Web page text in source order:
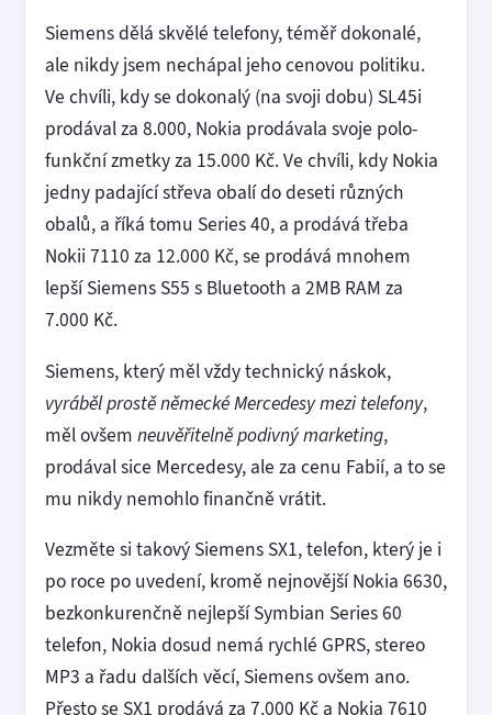
Siemens dělá skvělé telefony, téměř dokonalé,
ale nikdy jsem nechápal jeho cenovou politiku.
Ve chvíli, kdy se dokonalý (na svoji dobu) SL45i
prodával za 8.000, Nokia prodávala svoje polo-
funkční zmetky za 15.000 Kč. Ve chvíli, kdy Nokia
jedny padající střeva obalí do deseti různých
obalů, a říká tomu Series 40, a prodává třeba
Nokii 7110 za 12.000 Kč, se prodává mnohem
lepší Siemens S55 s Bluetooth a 2MB RAM za
7.000 Kč.
Siemens, který měl vždy technický náskok,
vyráběl prostě německé Mercedesy mezi telefony,
měl ovšem neuvěřitelně podivný marketing,
prodával sice Mercedesy, ale za cenu Fabií, a to se
mu nikdy nemohlo finančně vrátit.
Vezměte si takový Siemens SX1, telefon, který je i
po roce po uvedení, kromě nejnovější Nokia 6630,
bezkonkurenčně nejlepší Symbian Series 60
telefon, Nokia dosud nemá rychlé GPRS, stereo
MP3 a řadu dalších věcí, Siemens ovšem ano.
Přesto se SX1 prodává za 7.000 Kč a Nokia 7610